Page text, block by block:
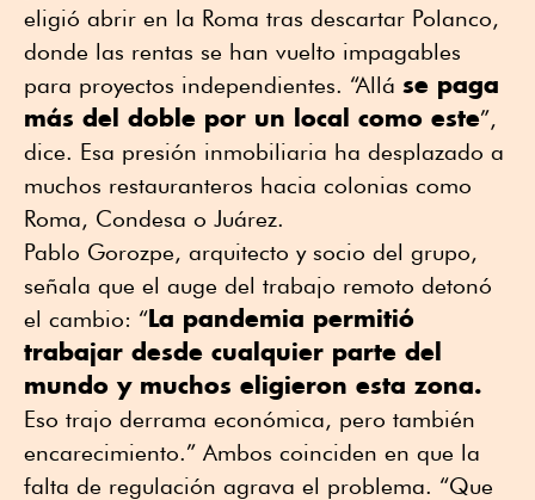
eligió abrir en la Roma tras descartar Polanco,
donde las rentas se han vuelto impagables
para proyectos independientes. “Allá se paga
más del doble por un local como este”,
dice. Esa presión inmobiliaria ha desplazado a
muchos restauranteros hacia colonias como
Roma, Condesa o Juárez.
Pablo Gorozpe, arquitecto y socio del grupo,
señala que el auge del trabajo remoto detonó
el cambio: “La pandemia permitió
trabajar desde cualquier parte del
mundo y muchos eligieron esta zona.
Eso trajo derrama económica, pero también
encarecimiento.” Ambos coinciden en que la
falta de regulación agrava el problema. “Que